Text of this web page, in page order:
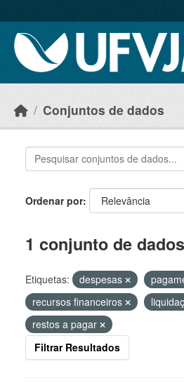
Conjuntos de dados
Ordenar por
1 conjunto de
Etiquetas: despesas
recursos financeiros
restos a pagar
Filtrar Resultados